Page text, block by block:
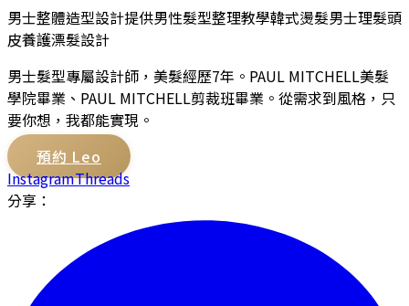
男士整體造型設計提供男性髮型整理教學韓式燙髮男士理髮頭
皮養護漂髮設計
男士髮型專屬設計師，美髮經歷7年。PAUL MITCHELL美髮
學院畢業、PAUL MITCHELL剪裁班畢業。從需求到風格，只
要你想，我都能實現。
預約 Leo
InstagramThreads
分享：